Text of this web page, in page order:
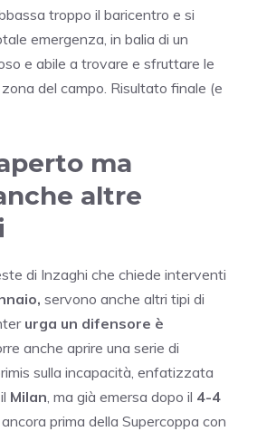
troppo il baricentro e si
emergenza, in balia di un
e abile a trovare e sfruttare le
del campo. Risultato finale (e
ma
altre
di Inzaghi che chiede interventi
servono anche altri tipi di
urga un difensore è
anche aprire una serie di
sulla incapacità, enfatizzata
Milan , ma già emersa dopo il 4-4
prima della Supercoppa con